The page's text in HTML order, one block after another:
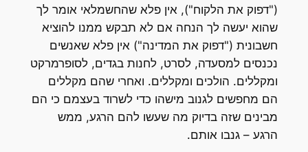
("דפוק את הלקוח"), אין פלא שהחשמלאי אומר לך
שהוא יעשה לך הנחה אם לא תבקש ממנו להוציא
חשבונית ("דפוק את המדינה") אין פלא שאנשים
נכנסים למסעדה, לסרט, לחנות בגדים, לסופרמרקט
ומקללים. הולכים ומקללים. ואחרי שהם מקללים
הם מחפשים לגנוב מישהו כדי לשרוד בעצמם כי הם
מבינים שזה בדיוק מה שעשו להם הרגע, ממש
הרגע – גנבו אותם.